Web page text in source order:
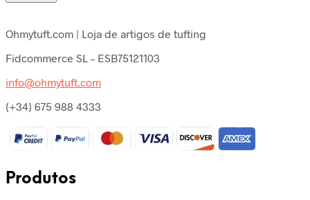
Ohmytuft.com | Loja de artigos de tufting
Fidcommerce SL – ESB75121103
info@ohmytuft.com
(+34) 675 988 4333
Produtos